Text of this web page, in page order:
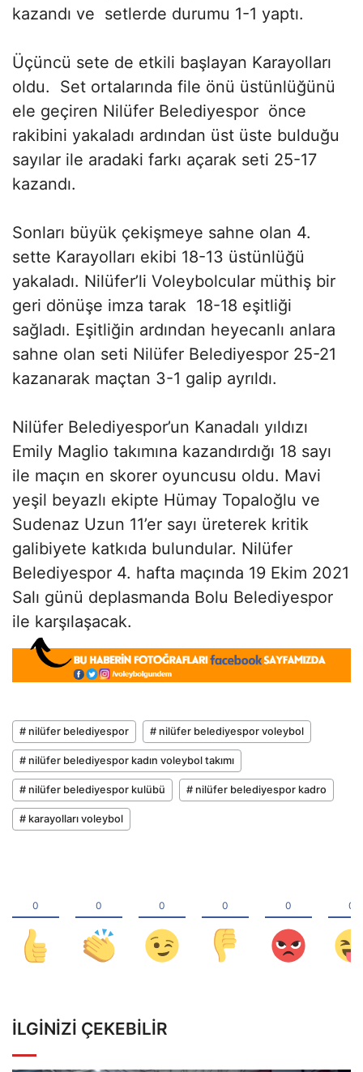
kazandı ve setlerde durumu 1-1 yaptı.
Üçüncü sete de etkili başlayan Karayolları
oldu. Set ortalarında file önü üstünlüğünü
ele geçiren Nilüfer Belediyespor önce
rakibini yakaladı ardından üst üste bulduğu
sayılar ile aradaki farkı açarak seti 25-17
kazandı.
Sonları büyük çekişmeye sahne olan 4.
sette Karayolları ekibi 18-13 üstünlüğü
yakaladı. Nilüfer’li Voleybolcular müthiş bir
geri dönüşe imza tarak 18-18 eşitliği
sağladı. Eşitliğin ardından heyecanlı anlara
sahne olan seti Nilüfer Belediyespor 25-21
kazanarak maçtan 3-1 galip ayrıldı.
Nilüfer Belediyespor’un Kanadalı yıldızı
Emily Maglio takımına kazandırdığı 18 sayı
ile maçın en skorer oyuncusu oldu. Mavi
yeşil beyazlı ekipte Hümay Topaloğlu ve
Sudenaz Uzun 11’er sayı üreterek kritik
galibiyete katkıda bulundular. Nilüfer
Belediyespor 4. hafta maçında 19 Ekim 2021
Salı günü deplasmanda Bolu Belediyespor
ile karşılaşacak.
# nilüfer belediyespor # nilüfer belediyespor voleybol
# nilüfer belediyespor kadın voleybol takımı
# nilüfer belediyespor kulübü # nilüfer belediyespor kadro
# karayolları voleybol
İLGINIZI ÇEKEBILIR